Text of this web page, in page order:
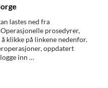
lastes ned fra
prosedyrer,
klikke på linkene nedenfor.
oppdatert
inn …